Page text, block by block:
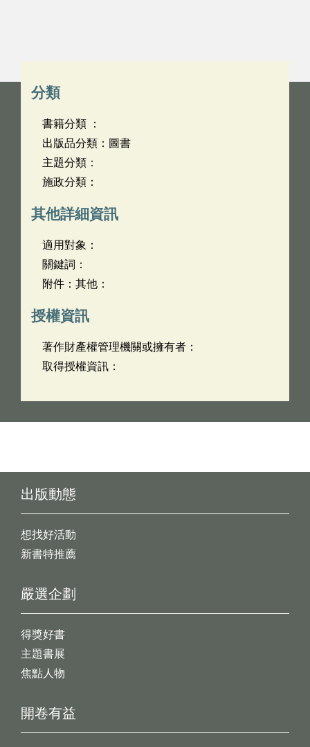
分類
書籍分類 ：
出版品分類：圖書
主題分類：
施政分類：
其他詳細資訊
適用對象：
關鍵詞：
附件：其他：
授權資訊
著作財產權管理機關或擁有者：
取得授權資訊：
出版動態
想找好活動
新書特推薦
開卷有益
嚴選企劃
得獎好書
主題書展
焦點人物